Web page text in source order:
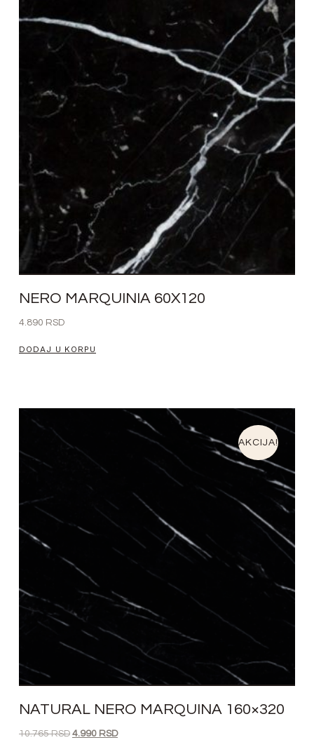
NERO MARQUINIA 60X120
4.890 RSD
DODAJ U KORPU
AKCIJA!
NATURAL NERO MARQUINA 160×320
10.765RSD 4.990 RSD